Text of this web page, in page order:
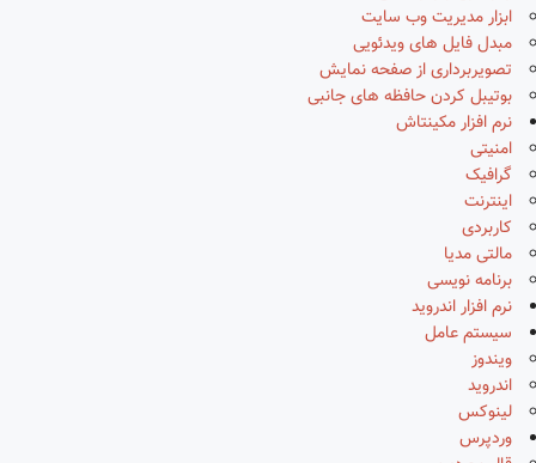
ابزار مدیریت وب سایت
مبدل فایل های ویدئویی
تصویربرداری از صفحه نمایش
بوتیبل کردن حافظه های جانبی
نرم افزار مکینتاش
امنیتی
گرافیک
اینترنت
کاربردی
مالتی مدیا
برنامه نویسی
نرم افزار اندروید
سیستم عامل
ویندوز
اندروید
لینوکس
وردپرس